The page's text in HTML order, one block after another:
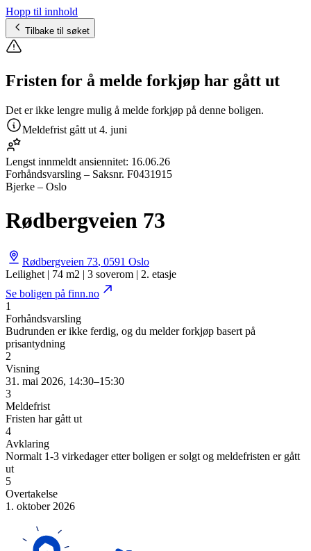
Hopp til innhold
Tilbake til søket
Fristen for å melde forkjøp har gått ut
Det er ikke lengre mulig å melde forkjøp på denne boligen.
Meldefrist gått ut 4. juni
Lengst innmeldt ansiennitet: 16.06.26
Forhåndsvarsling – Saksnr. F0431915
Bjerke – Oslo
Rødbergveien 73
Rødbergveien 73, 0591 Oslo
Leilighet | 74 m2 | 3 soverom | 2. etasje
Se boligen på finn.no
1
Forhåndsvarsling
Budrunden er ikke ferdig, og du melder forkjøp basert på
prisantydning
2
Visning
31. mai 2026, 14:30–15:30
3
Meldefrist
Fristen har gått ut
4
Avklaring
Normalt 1-3 virkedager etter boligen er solgt og meldefristen er gått
ut
5
Overtakelse
1. oktober 2026